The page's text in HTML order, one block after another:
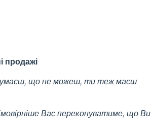
продажі
що не можеш, ти теж маєш
Вас переконуватиме, що Ви